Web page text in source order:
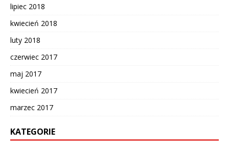
lipiec 2018
kwiecień 2018
luty 2018
czerwiec 2017
maj 2017
kwiecień 2017
marzec 2017
KATEGORIE